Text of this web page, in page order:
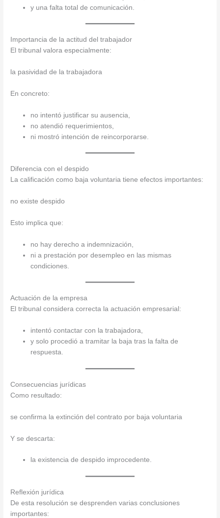
y una falta total de comunicación.
Importancia de la actitud del trabajador
El tribunal valora especialmente:
la pasividad de la trabajadora
En concreto:
no intentó justificar su ausencia,
no atendió requerimientos,
ni mostró intención de reincorporarse.
Diferencia con el despido
La calificación como baja voluntaria tiene efectos importantes:
no existe despido
Esto implica que:
no hay derecho a indemnización,
ni a prestación por desempleo en las mismas
condiciones.
Actuación de la empresa
El tribunal considera correcta la actuación empresarial:
intentó contactar con la trabajadora,
y solo procedió a tramitar la baja tras la falta de
respuesta.
Consecuencias jurídicas
Como resultado:
se confirma la extinción del contrato por baja voluntaria
Y se descarta:
la existencia de despido improcedente.
Reflexión jurídica
De esta resolución se desprenden varias conclusiones
importantes: